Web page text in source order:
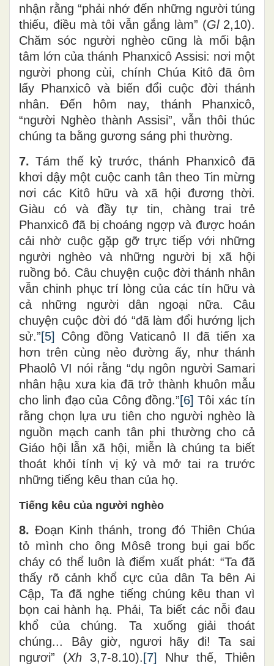
nhận rằng “phải nhớ đến những người túng
thiếu, điều mà tôi vẫn gắng làm” (Gl2,10).
Chăm sóc người nghèo cũng là mối bận
tâm lớn của thánh Phanxicô Assisi: nơi một
người phong cùi, chính Chúa Kitô đã ôm
lấy Phanxicô và biến đổi cuộc đời thánh
nhân. Đến hôm nay, thánh Phanxicô,
“người Nghèo thành Assisi”, vẫn thôi thúc
chúng ta bằng gương sáng phi thường.
7. Tám thế kỷ trước, thánh Phanxicô đã
khơi dậy một cuộc canh tân theo Tin mừng
nơi các Kitô hữu và xã hội đương thời.
Giàu có và đầy tự tin, chàng trai trẻ
Phanxicô đã bị choáng ngợp và được hoán
cải nhờ cuộc gặp gỡ trực tiếp với những
người nghèo và những người bị xã hội
ruồng bỏ. Câu chuyện cuộc đời thánh nhân
vẫn chinh phục trí lòng của các tín hữu và
cả những người dân ngoại nữa. Câu
chuyện cuộc đời đó “đã làm đổi hướng lịch
sử.”[5] Công đồng Vaticanô II đã tiến xa
hơn trên cùng nẻo đường ấy, như thánh
Phaolô VI nói rằng “dụ ngôn người Samari
nhân hậu xưa kia đã trở thành khuôn mẫu
cho linh đạo của Công đồng.”[6] Tôi xác tín
rằng chọn lựa ưu tiên cho người nghèo là
nguồn mạch canh tân phi thường cho cả
Giáo hội lẫn xã hội, miễn là chúng ta biết
thoát khỏi tính vị kỷ và mở tai ra trước
những tiếng kêu than của họ.
Tiếng kêu của người nghèo
8. Đoạn Kinh thánh, trong đó Thiên Chúa
tỏ mình cho ông Môsê trong bụi gai bốc
cháy có thể luôn là điểm xuất phát: “Ta đã
thấy rõ cảnh khổ cực của dân Ta bên Ai
Cập, Ta đã nghe tiếng chúng kêu than vì
bọn cai hành hạ. Phải, Ta biết các nỗi đau
khổ của chúng. Ta xuống giải thoát
chúng... Bây giờ, ngươi hãy đi! Ta sai
ngươi” (Xh 3,7-8.10).[7] Như thế, Thiên